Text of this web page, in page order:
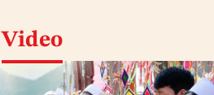
Video